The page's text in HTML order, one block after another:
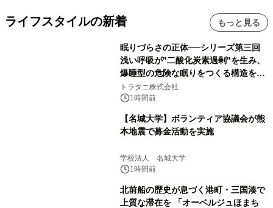
ライフスタイルの新着 もっと見る
眠りづらさの正体──シリーズ第三回
浅い呼吸が"二酸化炭素過剰"を生み、
爆睡型の危険な眠りをつくる構造を解
説
トラタニ株式会社
1時間前
【名城大学】ボランティア協議会が熊
本地震で募金活動を実施
学校法人 名城大学
1時間前
北前船の歴史が息づく港町・三国湊で
上質な滞在を 「オーベルジュほまち